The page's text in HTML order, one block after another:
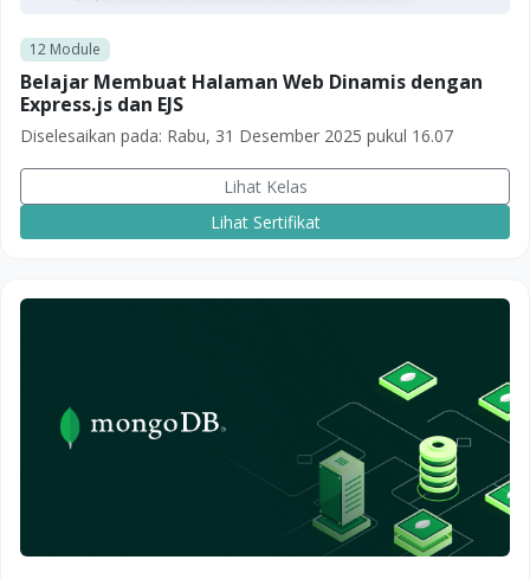
12Module
Belajar Membuat Halaman Web Dinamis dengan
Express.js dan EJS
Diselesaikan pada: Rabu, 31 Desember 2025 pukul 16.07
Lihat Kelas
Lihat Sertifikat